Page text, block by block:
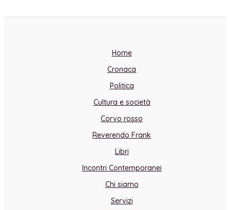
Home
Cronaca
Politica
Cultura e società
Corvo rosso
Reverendo Frank
Libri
Incontri Contemporanei
Chi siamo
Servizi